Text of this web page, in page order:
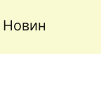
Новин